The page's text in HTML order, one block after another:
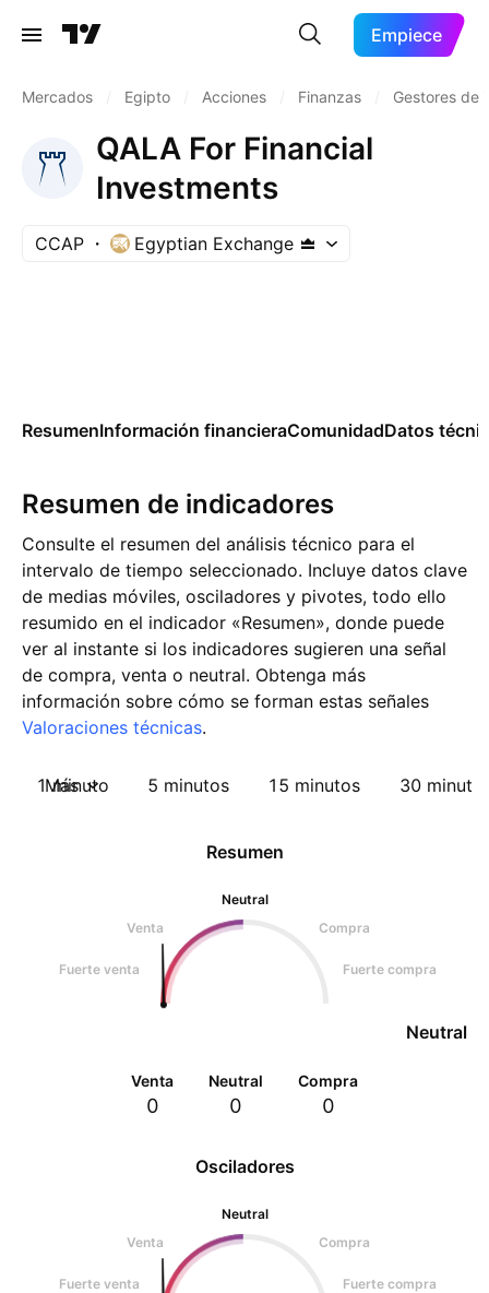
Empiece
Mercados Egipto Acciones Finanzas Gestores de
QALA For Financial
Investments
CCAP Egyptian Exchange
ResumenInformación financieraComunidadDatos
Resumen de indicadores
Consulte el resumen del análisis técnico para el
intervalo de tiempo seleccionado. Incluye datos clave
de medias móviles, osciladores y pivotes, todo ello
resumido en el indicador «Resumen», donde puede
ver al instante si los indicadores sugieren una señal
de compra, venta o neutral. Obtenga más
información sobre cómo se forman estas señales
Valoraciones técnicas.
1 minuto 5 minutos 15 minutos 30
Más
Osciladores
Neutral
Venta
Compra
Fuerte venta Fuerte compra
Resumen
Neutral
Venta
Compra
Fuerte venta Fuerte compra
Neutral
Venta
0
Neutral
0
Compra
0